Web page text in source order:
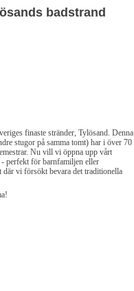
badstrand
finaste stränder, Tylösand. Denna
stugor på samma tomt) har i över 70
Nu vill vi öppna upp vårt
- perfekt för barnfamiljen eller
vi försökt bevara det traditionella